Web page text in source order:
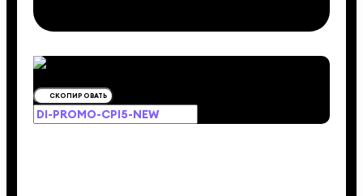
СКОПИРОВАТЬ